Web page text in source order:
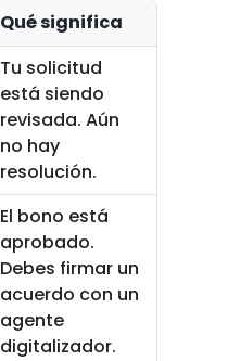
Qué significa
Tu solicitud
está siendo
revisada. Aún
no hay
resolución.
El bono está
aprobado.
Debes firmar un
acuerdo con un
agente
digitalizador.